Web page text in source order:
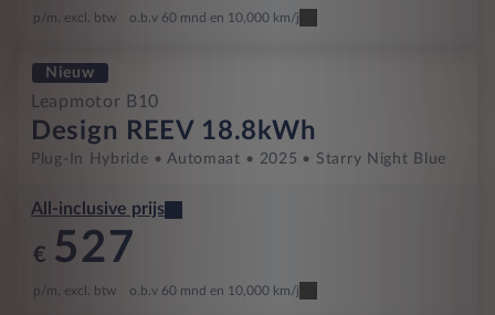
p/m. excl. btw o.b.v 60 mnd en 10,000 km/j
Nieuw
Leapmotor B10
Design REEV 18.8kWh
Plug-In Hybride Automaat 2025 Starry Night Blue
All-inclusive prijs
€ 527
p/m. excl. btw o.b.v 60 mnd en 10,000 km/j